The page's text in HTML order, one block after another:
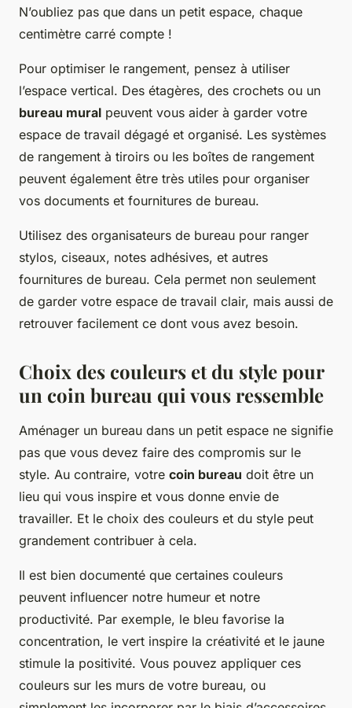
N’oubliez pas que dans un petit espace, chaque
centimètre carré compte !
Pour optimiser le rangement, pensez à utiliser
l’espace vertical. Des étagères, des crochets ou un
bureau mural peuvent vous aider à garder votre
espace de travail dégagé et organisé. Les systèmes
de rangement à tiroirs ou les boîtes de rangement
peuvent également être très utiles pour organiser
vos documents et fournitures de bureau.
Utilisez des organisateurs de bureau pour ranger
stylos, ciseaux, notes adhésives, et autres
fournitures de bureau. Cela permet non seulement
de garder votre espace de travail clair, mais aussi de
retrouver facilement ce dont vous avez besoin.
Choix des couleurs et du style pour
un coin bureau qui vous ressemble
Aménager un bureau dans un petit espace ne signifie
pas que vous devez faire des compromis sur le
style. Au contraire, votre coin bureau doit être un
lieu qui vous inspire et vous donne envie de
travailler. Et le choix des couleurs et du style peut
grandement contribuer à cela.
Il est bien documenté que certaines couleurs
peuvent influencer notre humeur et notre
productivité. Par exemple, le bleu favorise la
concentration, le vert inspire la créativité et le jaune
stimule la positivité. Vous pouvez appliquer ces
couleurs sur les murs de votre bureau, ou